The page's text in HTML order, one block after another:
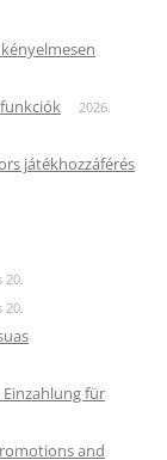
2026.
játékhozzáférés
20.
20.
für
and